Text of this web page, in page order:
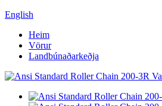
English
Heim
Vörur
Landbúnaðarkeðja